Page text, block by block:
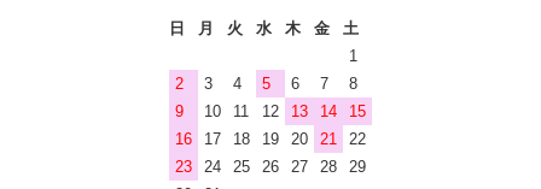
日 月 火 水 木 金
土
1
2
3 4 5 6 7
8
9
10 11 12 13 14
15
16
17 18 19 20 21
22
23
24 25 26 27 28
29